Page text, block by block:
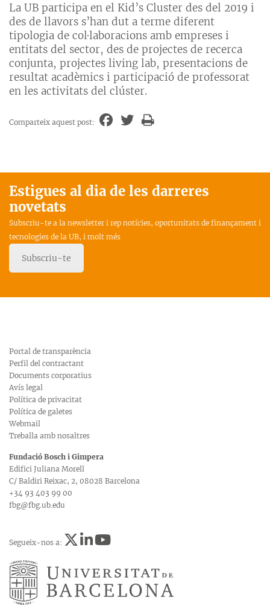
La UB participa en el Kid’s Cluster des del 2019 i
des de llavors s’han dut a terme diferent
tipologia de col·laboracions amb empreses i
entitats del sector, des de projectes de recerca
conjunta, projectes living lab, presentacions de
resultat acadèmics i participació de professorat
en les activitats del clúster.
Comparteix aquest post:
Estigues al dia de les darreres
novetats
Subscriu-te a la newsletter i rep notícies, oportunitats de finançament i
tecnologies de la UB, i molt més
Subscriu-te
Portal de transparència
Perfil del contractant
Documents corporatius
Avís legal
Política de privacitat
Política de galetes
Webmail
Treballa amb nosaltres
Fundació Bosch i Gimpera
Edifici Juliana Morell
C/ Baldiri Reixac, 2, 08028 Barcelona
+34 93 403 99 00
fbg@fbg.ub.edu
Segueix-nos a: